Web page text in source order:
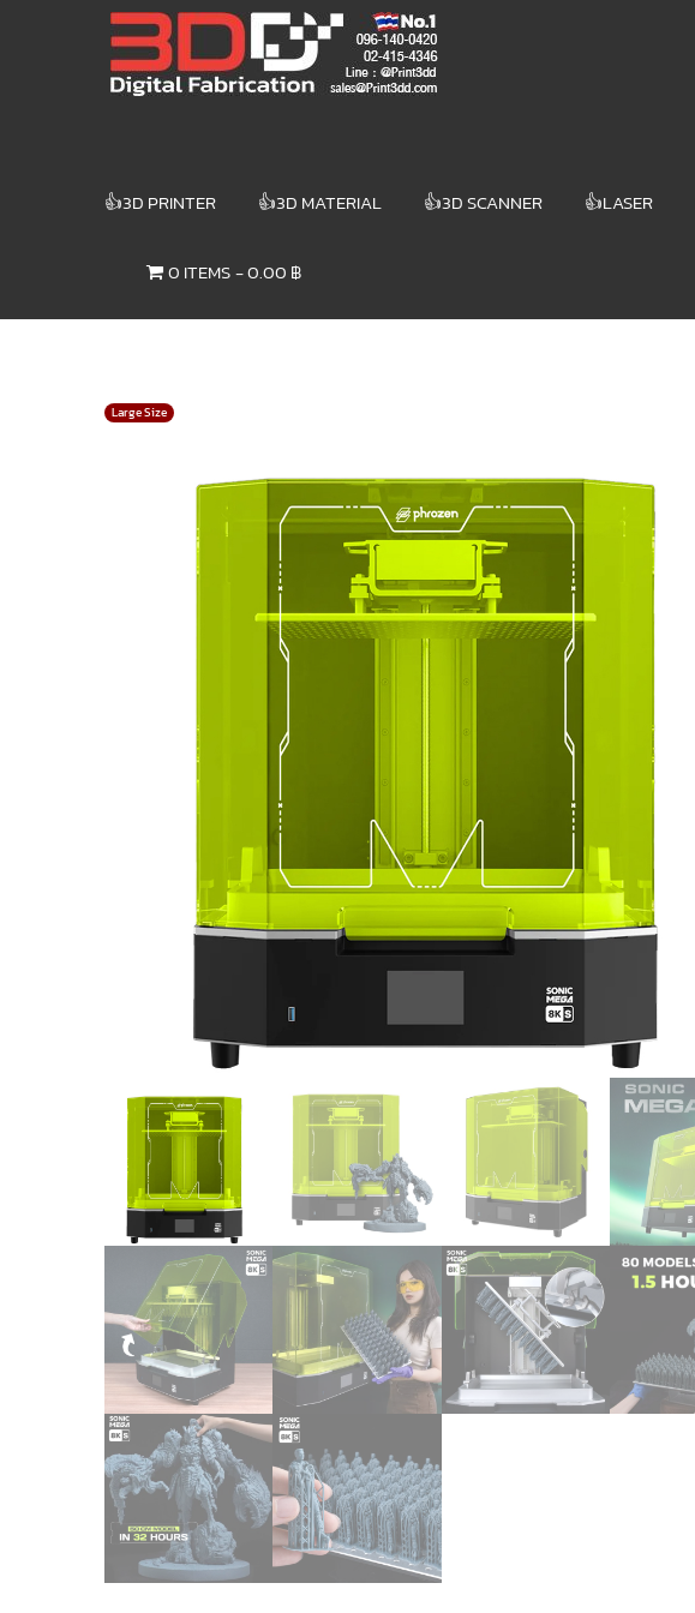
3DD DIGITAL
FABRICATION
3D Printer |
👍3D PRINTER 👍3D MATERIAL 👍3D SCANNER 👍LASER
0 ITEMS 0.00 ฿
Large Size